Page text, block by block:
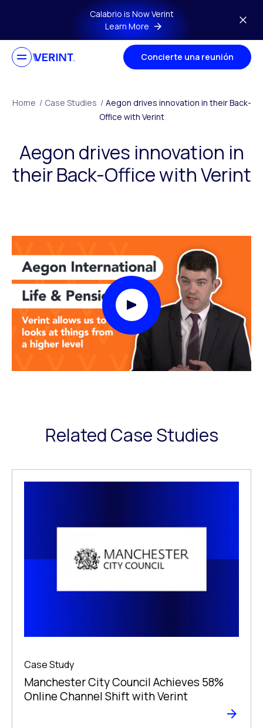
Skip to main contentCalabrio is Now Verint
Learn More
Concierte una reunión
Home / Case Studies / Aegon drives innovation in their Back-
Office with Verint
Aegon drives innovation in
their Back-Office with Verint
Play Video Modal
Related Case Studies
Case Study
Manchester City Council Achieves 58%
Online Channel Shift with Verint